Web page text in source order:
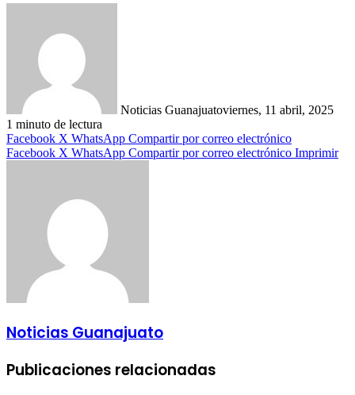
Noticias Guanajuatoviernes, 11 abril, 2025
1 minuto de lectura
Facebook X WhatsApp Compartir por correo electrónico
Facebook X WhatsApp Compartir por correo electrónico Imprimir
Noticias Guanajuato
Publicaciones relacionadas